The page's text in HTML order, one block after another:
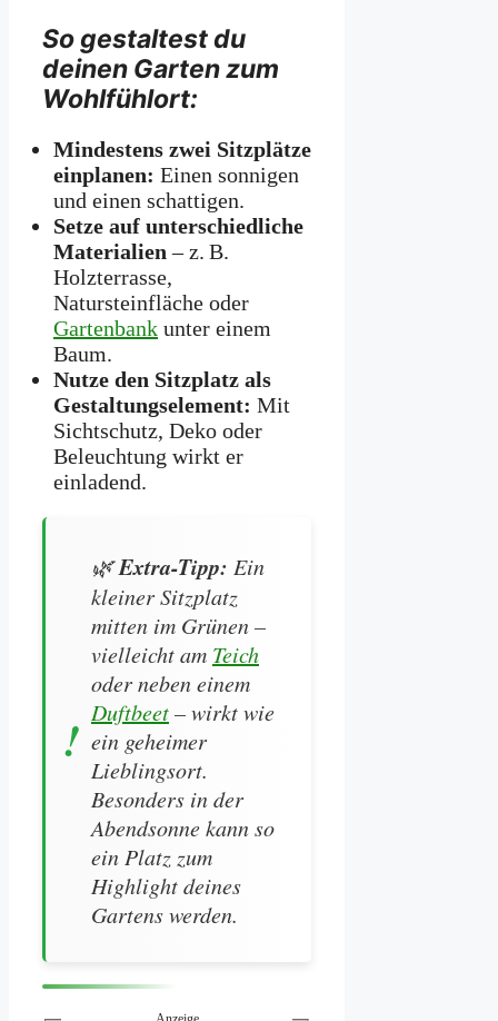
So gestaltest du
deinen Garten zum
Wohlfühlort:
Mindestens zwei Sitzplätze
einplanen: Einen sonnigen
und einen schattigen.
Setze auf unterschiedliche
Materialien – z. B.
Holzterrasse,
Natursteinfläche oder
Gartenbank unter einem
Baum.
Nutze den Sitzplatz als
Gestaltungselement: Mit
Sichtschutz, Deko oder
Beleuchtung wirkt er
einladend.
🌿Extra-Tipp: Ein
kleiner Sitzplatz
mitten im Grünen –
vielleicht am Teich
oder neben einem
Duftbeet– wirkt wie
ein geheimer
Lieblingsort.
Besonders in der
Abendsonne kann so
ein Platz zum
Highlight deines
Gartens werden.